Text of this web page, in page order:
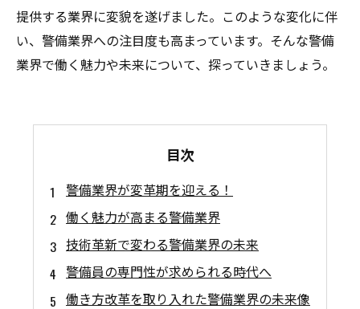
提供する業界に変貌を遂げました。このような変化に伴
い、警備業界への注目度も高まっています。そんな警備
業界で働く魅力や未来について、探っていきましょう。
目次
警備業界が変革期を迎える！
働く魅力が高まる警備業界
技術革新で変わる警備業界の未来
警備員の専門性が求められる時代へ
働き方改革を取り入れた警備業界の未来像